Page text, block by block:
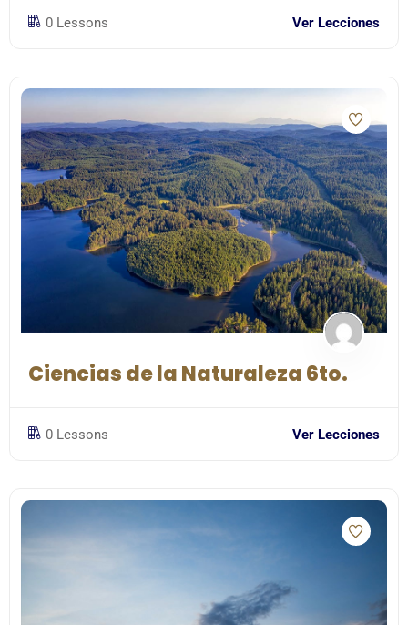
0 Lessons Ver Lecciones
Ciencias de la Naturaleza 6to.
0 Lessons Ver Lecciones